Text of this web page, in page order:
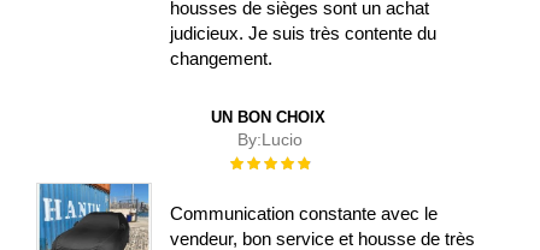
housses de sièges sont un achat
judicieux. Je suis très contente du
changement.
UN BON CHOIX
By:Lucio
Évaluation :
Communication constante avec le
vendeur, bon service et housse de très